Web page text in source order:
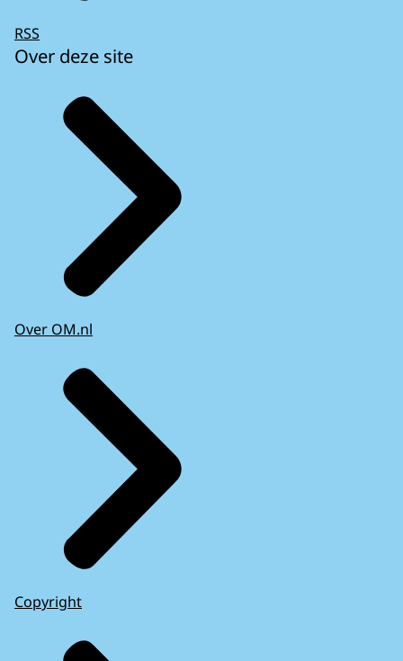
RSS
Over deze site
Over OM.nl
Copyright